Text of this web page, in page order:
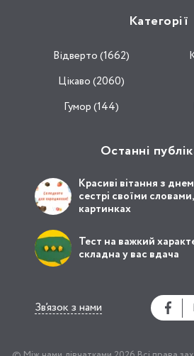
Категорії
Відвертo (1662)
Цікаво (2060)
Гумор (144)
Останні
Красиві вітання з
сестрі своїми
картинках
Тест на важкий
складна у вас вдача
Зв’язок з нами